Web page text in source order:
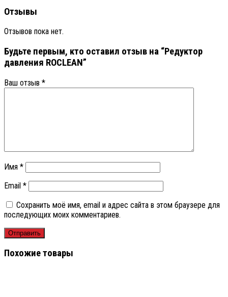
Отзывы
Отзывов пока нет.
Будьте первым, кто оставил отзыв на “Редуктор
давления ROCLEAN”
Ваш отзыв *
Имя *
Email *
Сохранить моё имя, email и адрес сайта в этом браузере для
последующих моих комментариев.
Похожие товары